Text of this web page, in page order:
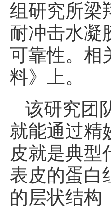
组研究所梁
耐冲击水凝
可靠性。相
料》上。
该研究团
就能通过精
皮就是典型
表皮的蛋白
的层状结构